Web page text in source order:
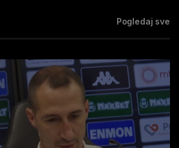
Pogledaj sve